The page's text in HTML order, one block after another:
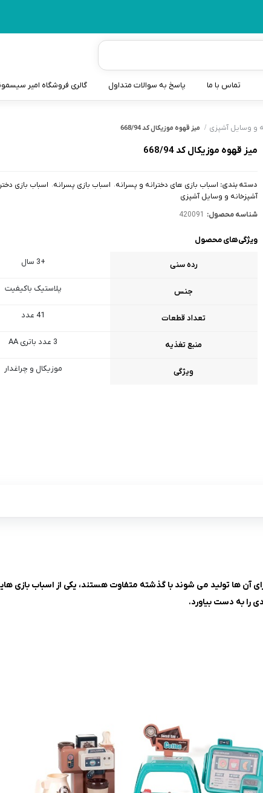
تماس با ما پاسخ به سوالات متداول گالری فروشگاه امیر
و وسایل آشپزی میز قهوه موزیکال کد 668/94
میز قهوه موزیکال کد 668/94
دسته بندی: اسباب بازی های دخترانه و پسرانه اسباب بازی پسرانه
اسباب بازی
آشپزخانه و وسایل آشپزی
شناسه محصول: 420091
ویژگی‌های محصول
رده سنی +3 سال
جنس پلاستیک باکیفیت
تعداد قطعات 41 عدد
منبع تغذیه 3 عدد باتری AA
ویژگی موزیکال و چراغدار
آن ها تولید می شوند با گذشته متفاوت هستند، یکی از اسباب بازی
را به دست بیاورد.